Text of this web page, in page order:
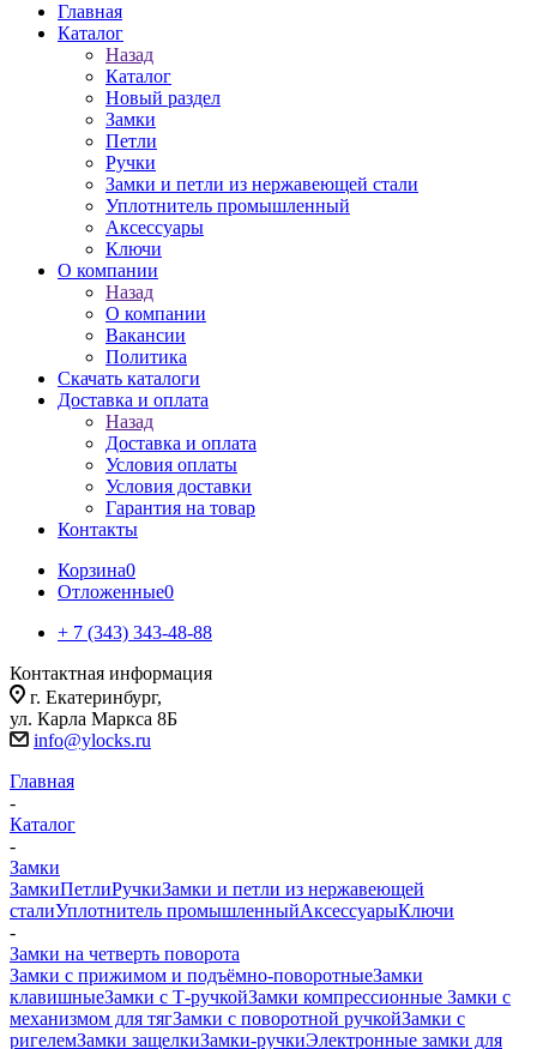
Главная
Каталог
Назад
Каталог
Новый раздел
Замки
Петли
Ручки
Замки и петли из нержавеющей стали
Уплотнитель промышленный
Аксессуары
Ключи
О компании
Назад
О компании
Вакансии
Политика
Скачать каталоги
Доставка и оплата
Назад
Доставка и оплата
Условия оплаты
Условия доставки
Гарантия на товар
Контакты
Корзина0
Отложенные0
+ 7 (343) 343-48-88
Контактная информация
г. Екатеринбург,
ул. Карла Маркса 8Б
info@ylocks.ru
Главная
-
Каталог
-
Замки
ЗамкиПетлиРучкиЗамки и петли из нержавеющей
сталиУплотнитель промышленныйАксессуарыКлючи
-
Замки на четверть поворота
Замки с прижимом и подъёмно-поворотныеЗамки
клавишныеЗамки с Т-ручкойЗамки компрессионные Замки с
механизмом для тягЗамки с поворотной ручкойЗамки с
ригелемЗамки защелкиЗамки-ручкиЭлектронные замки для